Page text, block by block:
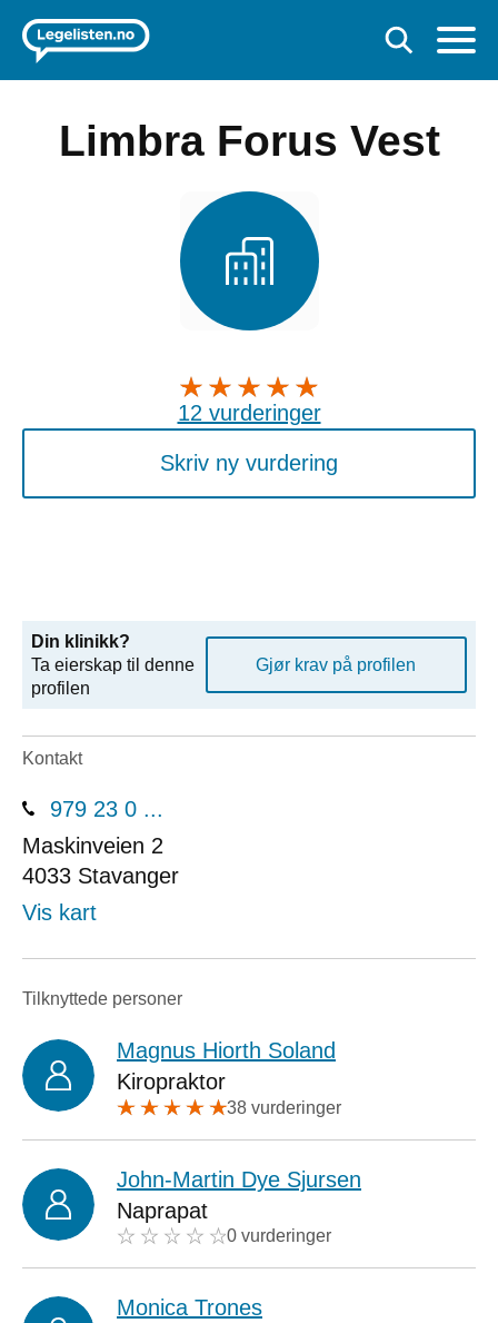
Limbra Forus Vest
12 vurderinger
Skriv ny vurdering
Din klinikk?
Ta eierskap til denne
profilen
Gjør krav på profilen
Kontakt
979 23 0 ...
Maskinveien 2
4033 Stavanger
Vis kart
Tilknyttede personer
Magnus Hiorth Soland
Kiropraktor
38 vurderinger
John-Martin Dye Sjursen
Naprapat
0 vurderinger
Monica Trones